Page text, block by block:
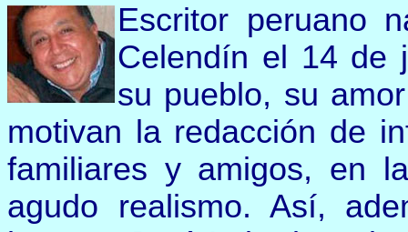
Escritor peruano
Celendín el 14 de
su pueblo, su
motivan la redacción de
familiares y amigos, en
agudo realismo. Así,